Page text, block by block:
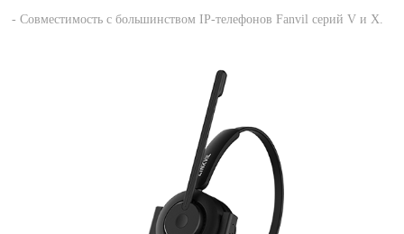
- Совместимость с большинством IP-телефонов Fanvil серий V и X.